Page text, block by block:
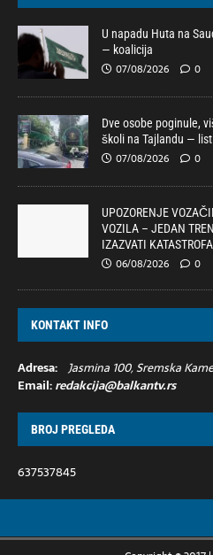
U napadu Huta na
— koalicija
07/08/2026 0
Dve osobe poginule,
školi na Tajlandu — list
07/08/2026 0
UPOZORENJE
VOZILA – JEDAN
IZAZVATI
06/08/2026 0
KONTAKT INFO
Adresa: Jasmina 100, Sremska
Email:redakcija@balkantv.rs
BROJ PREGLEDA
637537845